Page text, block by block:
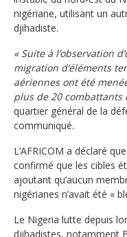
nigériane, utilisant un
djihadiste.
« Suite à l’observation
migration d’éléments
aériennes ont été
plus de 20 combattants
quartier général de la
communiqué.
L’AFRICOM a déclaré
confirmé que les cibles
ajoutant qu’aucun
nigérianes n’avait été «
Le Nigeria lutte depuis
djihadistes, notamment